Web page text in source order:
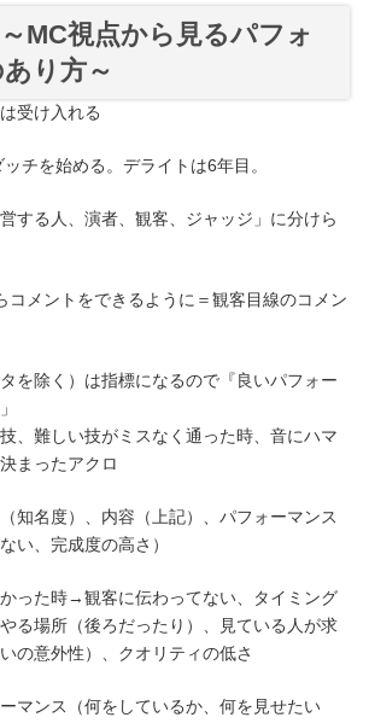
MC視点から見るパフォ
り方～
受け入れる
チを始める。デライトは6年目。
する人、演者、観客、ジャッジ」に分けら
コメントをできるように＝観客目線のコメン
を除く）は指標になるので『良いパフォー
、難しい技がミスなく通った時、音にハマ
まったアクロ
知名度）、内容（上記）、パフォーマンス
い、完成度の高さ）
った時→観客に伝わってない、タイミング
る場所（後ろだったり）、見ている人が求
の意外性）、クオリティの低さ
マンス（何をしているか、何を見せたい